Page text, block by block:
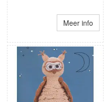
Meer info